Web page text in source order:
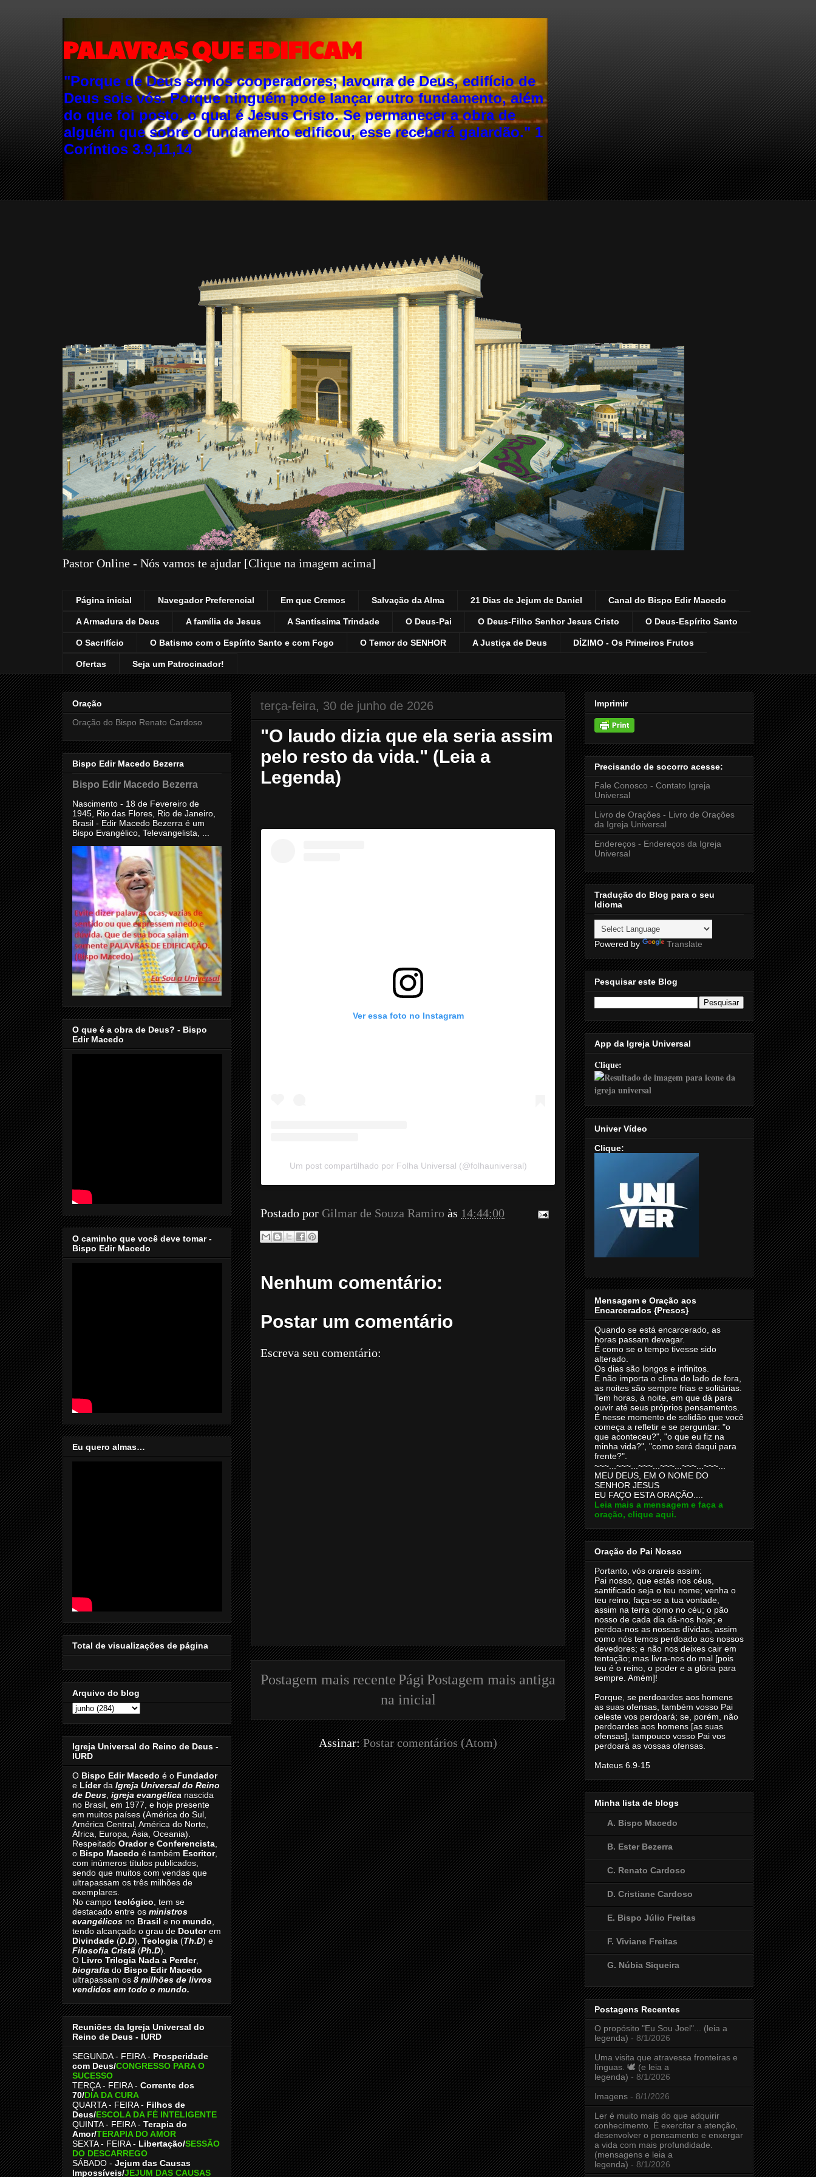
PALAVRAS QUE EDIFICAM
"Porque de Deus somos cooperadores; lavoura de Deus, edifício de
Deus sois vós. Porque ninguém pode lançar outro fundamento, além
do que foi posto, o qual é Jesus Cristo. Se permanecer a obra de
alguém que sobre o fundamento edificou, esse receberá galardão." 1
Coríntios 3.9,11,14
Pastor Online - Nós vamos te ajudar [Clique na imagem acima]
Página inicial Navegador Preferencial Em que Cremos Salvação da Alma 21 Dias de Jejum de Daniel Canal do Bispo Edir Macedo
A Armadura de Deus A família de Jesus A Santíssima Trindade O Deus-Pai O Deus-Filho Senhor Jesus Cristo O Deus-Espírito Santo
O Sacrifício O Batismo com o Espírito Santo e com Fogo O Temor do SENHOR A Justiça de Deus DÍZIMO - Os Primeiros Frutos
Ofertas Seja um Patrocinador!
terça-feira, 30 de junho de 2026
"O laudo dizia que ela seria assim
pelo resto da vida." (Leia a
Legenda)
Ver essa foto no Instagram
Um post compartilhado por Folha Universal (@folhauniversal)
Postado por Gilmar de Souza Ramiro às 14:44:00
Nenhum comentário:
Postar um comentário
Escreva seu comentário:
Postagem mais recente Postagem mais antiga
Pági
na inicial
Assinar:Postar comentários (Atom)
Oração
Oração do Bispo Renato Cardoso
Bispo Edir Macedo Bezerra
Bispo Edir Macedo Bezerra
Nascimento - 18 de Fevereiro de
1945, Rio das Flores, Rio de Janeiro,
Brasil - Edir Macedo Bezerra é um
Bispo Evangélico, Televangelista, ...
O que é a obra de Deus? - Bispo
Edir Macedo
O caminho que você deve tomar -
Bispo Edir Macedo
Eu quero almas…
Total de visualizações de página
Arquivo do blog
Igreja Universal do Reino de Deus -
IURD
O Bispo Edir Macedo é o Fundador
e Líderda Igreja Universal do Reino
de Deus, igreja evangélica nascida
no Brasil, em 1977, e hoje presente
em muitos países (América do Sul,
América Central, América do Norte,
África, Europa, Ásia, Oceania).
Respeitado Oradore Conferencista,
o Bispo Macedo é também Escritor,
com inúmeros títulos publicados,
sendo que muitos com vendas que
ultrapassam os três milhões de
exemplares.
No campo teológico, tem se
destacado entre os ministros
evangélicos no Brasil e no mundo,
tendo alcançado o grau de Doutorem
Divindade (D.D), Teologia (Th.D) e
Filosofia Cristã (Ph.D).
O Livro Trilogia Nada a Perder,
biografia do Bispo Edir Macedo
ultrapassam os 8 milhões de livros
vendidos em todo o mundo.
Reuniões da Igreja Universal do
Reino de Deus - IURD
SEGUNDA - FEIRA - Prosperidade
com Deus/CONGRESSO PARA O
SUCESSO
TERÇA - FEIRA - Corrente dos
70/DIA DA CURA
QUARTA - FEIRA - Filhos de
Deus/ESCOLA DA FÉ INTELIGENTE
QUINTA - FEIRA - Terapia do
Amor/TERAPIA DO AMOR
SEXTA - FEIRA - Libertação/SESSÃO
DO DESCARREGO
SÁBADO - Jejum das Causas
Impossíveis/JEJUM DAS CAUSAS
Imprimir
Precisando de socorro acesse:
Fale Conosco - Contato Igreja
Universal
Livro de Orações - Livro de Orações
da Igreja Universal
Endereços - Endereços da Igreja
Universal
Tradução do Blog para o seu
Idioma
Powered by Translate
Pesquisar este Blog
App da Igreja Universal
Clique:
Univer Vídeo
Clique:
Mensagem e Oração aos
Encarcerados {Presos}
Quando se está encarcerado, as
horas passam devagar.
É como se o tempo tivesse sido
alterado.
Os dias são longos e infinitos.
E não importa o clima do lado de fora,
as noites são sempre frias e solitárias.
Tem horas, à noite, em que dá para
ouvir até seus próprios pensamentos.
É nesse momento de solidão que você
começa a refletir e se perguntar: "o
que aconteceu?", "o que eu fiz na
minha vida?", "como será daqui para
frente?".
~~~...~~~...~~~...~~~...~~~...~~~...
MEU DEUS, EM O NOME DO
SENHOR JESUS
EU FAÇO ESTA ORAÇÃO....
Leia mais a mensagem e faça a
oração, clique aqui.
Oração do Pai Nosso
Portanto, vós orareis assim:
Pai nosso, que estás nos céus,
santificado seja o teu nome; venha o
teu reino; faça-se a tua vontade,
assim na terra como no céu; o pão
nosso de cada dia dá-nos hoje; e
perdoa-nos as nossas dívidas, assim
como nós temos perdoado aos nossos
devedores; e não nos deixes cair em
tentação; mas livra-nos do mal [pois
teu é o reino, o poder e a glória para
sempre. Amém]!
Porque, se perdoardes aos homens
as suas ofensas, também vosso Pai
celeste vos perdoará; se, porém, não
perdoardes aos homens [as suas
ofensas], tampouco vosso Pai vos
perdoará as vossas ofensas.
Mateus 6.9-15
Minha lista de blogs
A. Bispo Macedo
B. Ester Bezerra
C. Renato Cardoso
D. Cristiane Cardoso
E. Bispo Júlio Freitas
F. Viviane Freitas
G. Núbia Siqueira
Postagens Recentes
O propósito "Eu Sou Joel"... (leia a
legenda) - 8/1/2026
Uma visita que atravessa fronteiras e
línguas. 🕊️ (e leia a
legenda) - 8/1/2026
Imagens - 8/1/2026
Ler é muito mais do que adquirir
conhecimento. É exercitar a atenção,
desenvolver o pensamento e enxergar
a vida com mais profundidade.
(mensagens e leia a
legenda) - 8/1/2026